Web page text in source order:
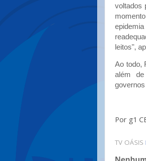
voltados
leitos",
Ao todo,
além de
Por g1
TV OÁSIS